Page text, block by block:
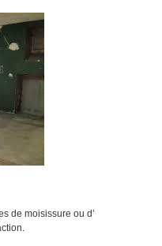
de moisissure ou d’